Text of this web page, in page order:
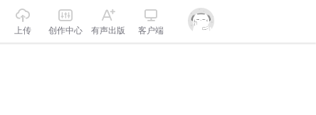
上传 创作中心 有声出版 客户端